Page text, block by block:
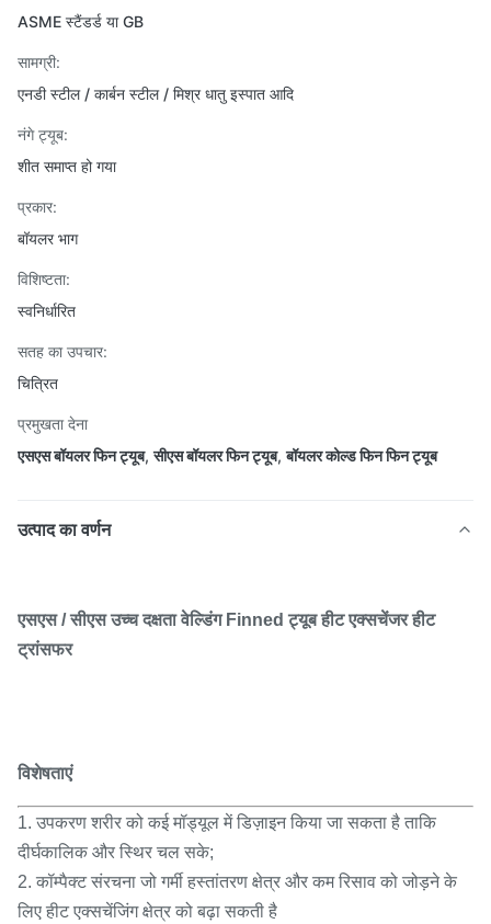
ASME स्टैंडर्ड या GB
सामग्री:
एनडी स्टील / कार्बन स्टील / मिश्र धातु इस्पात आदि
नंगे ट्यूब:
शीत समाप्त हो गया
प्रकार:
बॉयलर भाग
विशिष्टता:
स्वनिर्धारित
सतह का उपचार:
चित्रित
प्रमुखता देना
एसएस बॉयलर फिन ट्यूब,सीएस बॉयलर फिन ट्यूब,बॉयलर कोल्ड फिन फिन ट्यूब
उत्पाद का वर्णन
एसएस / सीएस उच्च दक्षता वेल्डिंग Finned ट्यूब हीट एक्सचेंजर हीट
ट्रांसफर
विशेषताएं
1. उपकरण शरीर को कई मॉड्यूल में डिज़ाइन किया जा सकता है ताकि
दीर्घकालिक और स्थिर चल सके;
2. कॉम्पैक्ट संरचना जो गर्मी हस्तांतरण क्षेत्र और कम रिसाव को जोड़ने के
लिए हीट एक्सचेंजिंग क्षेत्र को बढ़ा सकती है